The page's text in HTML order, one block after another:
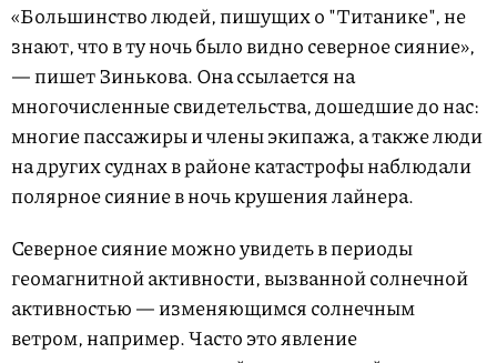
«Большинство людей, пишущих о "Титанике", не
знают, что в ту ночь было видно северное сияние»,
— пишет Зинькова. Она ссылается на
многочисленные свидетельства, дошедшие до нас:
многие пассажиры и члены экипажа, а также люди
на других суднах в районе катастрофы наблюдали
полярное сияние в ночь крушения лайнера.
Северное сияние можно увидеть в периоды
геомагнитной активности, вызванной солнечной
активностью — изменяющимся солнечным
ветром, например. Часто это явление